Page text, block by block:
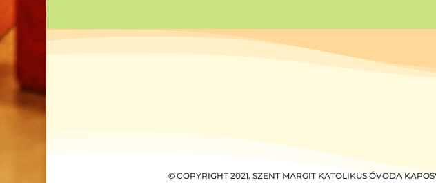
© COPYRIGHT 2021. SZENT MARGIT KATOLIKUS ÓVODA